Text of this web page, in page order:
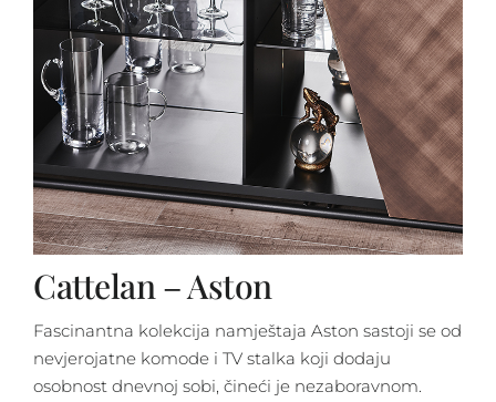
Cattelan – Aston
Fascinantna kolekcija namještaja Aston sastoji se od
nevjerojatne komode i TV stalka koji dodaju
osobnost dnevnoj sobi, čineći je nezaboravnom.